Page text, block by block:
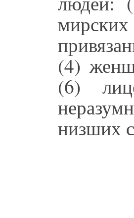
(4)
(6)
низших